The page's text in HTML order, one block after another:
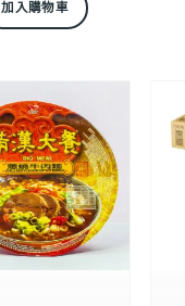
加入購物車